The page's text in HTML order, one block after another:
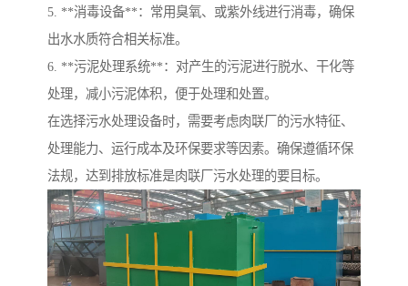
5. **消毒设备**：常用臭氧、或紫外线进行消毒，确保
出水水质符合相关标准。
6. **污泥处理系统**：对产生的污泥进行脱水、干化等
处理，减小污泥体积，便于处理和处置。
在选择污水处理设备时，需要考虑肉联厂的污水特征、
处理能力、运行成本及环保要求等因素。确保遵循环保
法规，达到排放标准是肉联厂污水处理的要目标。